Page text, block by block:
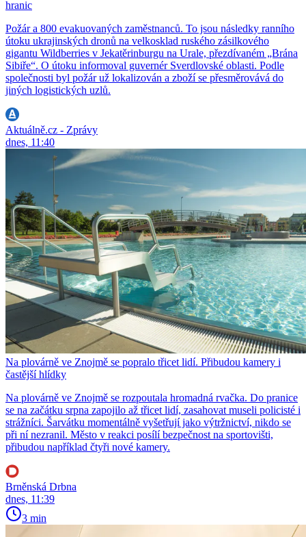
hranic
Požár a 800 evakuovaných zaměstnanců. To jsou následky ranního
útoku ukrajinských dronů na velkosklad ruského zásilkového
gigantu Wildberries v Jekatěrinburgu na Urale, přezdívaném „Brána
Sibiře“. O útoku informoval guvernér Sverdlovské oblasti. Podle
společnosti byl požár už lokalizován a zboží se přesměrovává do
jiných logistických uzlů.
Aktuálně.cz - Zprávy
dnes, 11:40
Na plovárně ve Znojmě se popralo třicet lidí. Přibudou kamery i
častější hlídky
Na plovárně ve Znojmě se rozpoutala hromadná rvačka. Do pranice
se na začátku srpna zapojilo až třicet lidí, zasahovat museli policisté i
strážníci. Šarvátku momentálně vyšetřují jako výtržnictví, nikdo se
při ní nezranil. Město v reakci posílí bezpečnost na sportovišti,
přibudou například čtyři nové kamery.
Brněnská Drbna
dnes, 11:39
3 min